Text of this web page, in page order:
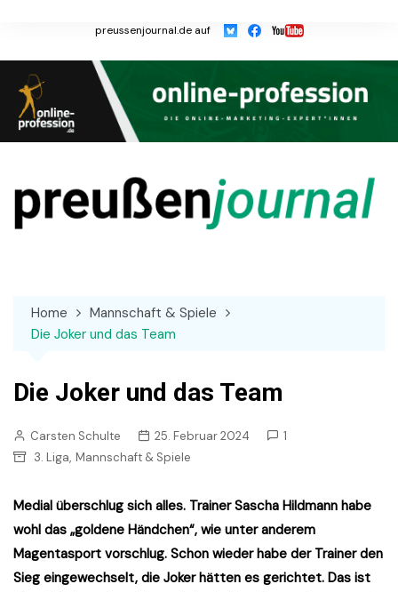
preussenjournal.de auf
Home
Mannschaft & Spiele
Die Joker und das Team
Die Joker und das Team
Carsten Schulte 25. Februar 2024
1
3. Liga, Mannschaft & Spiele
Medial überschlug sich alles. Trainer Sascha Hildmann habe
wohl das „goldene Händchen“, wie unter anderem
Magentasport vorschlug. Schon wieder habe der Trainer den
Sieg eingewechselt, die Joker hätten es gerichtet. Das ist